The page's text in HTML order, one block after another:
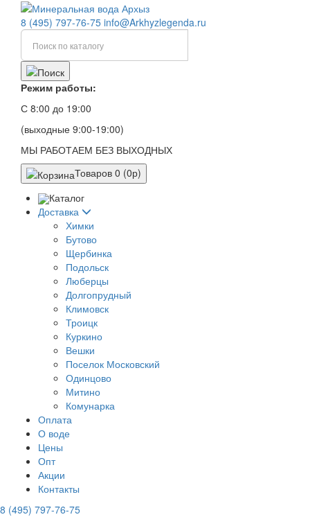
8 (495) 797-76-75 info@Arkhyzlegenda.ru
Режим работы:
С 8:00 до 19:00
(выходные 9:00-19:00)
МЫ РАБОТАЕМ БЕЗ ВЫХОДНЫХ
Товаров 0 (0р)
Каталог
Доставка
Химки
Бутово
Щербинка
Подольск
Люберцы
Долгопрудный
Климовск
Троицк
Куркино
Вешки
Поселок Московский
Одинцово
Митино
Комунарка
Оплата
О воде
Цены
Опт
Акции
Контакты
8 (495) 797-76-75